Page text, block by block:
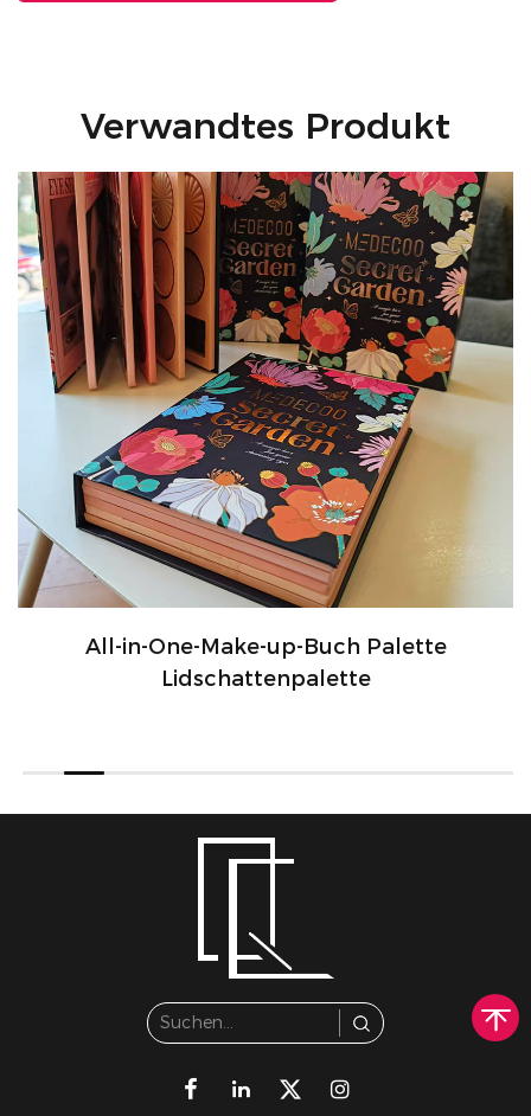
Verwandtes Produkt
All-in-One-Make-up-Buch Palette
Lidschattenpalette